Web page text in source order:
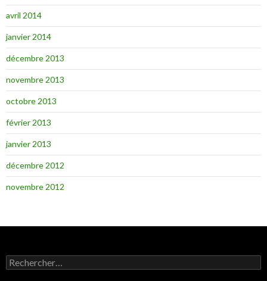
avril 2014
janvier 2014
décembre 2013
novembre 2013
octobre 2013
février 2013
janvier 2013
décembre 2012
novembre 2012
R
e